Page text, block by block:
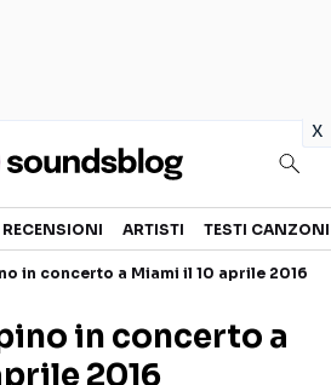
x
TESTI CANZONI
TOUR ED EVENTI
RECENSIONI ARTISTI TESTI CANZONI
in concerto a Miami il 10 aprile 2016
in concerto a
2016